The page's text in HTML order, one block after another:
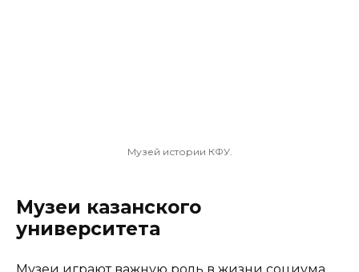
Музей истории КФУ.
Музеи казанского
университета